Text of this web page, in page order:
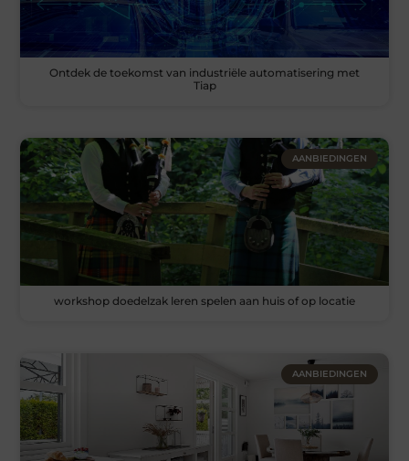
Ontdek de toekomst van industriële automatisering met
Tiap
AANBIEDINGEN
workshop doedelzak leren spelen aan huis of op locatie
AANBIEDINGEN